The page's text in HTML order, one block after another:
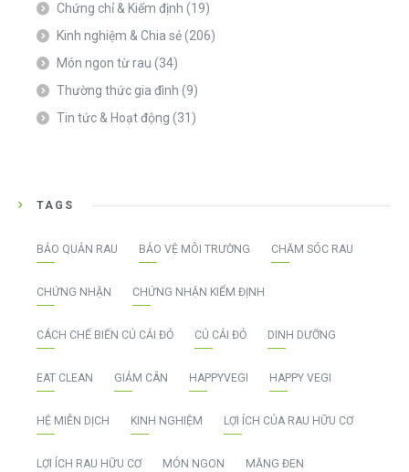
Chứng chỉ & Kiểm định (19)
Kinh nghiệm & Chia sẻ(206)
Món ngon từ rau (34)
Thường thức gia đình (9)
Tin tức & Hoạt động (31)
TAGS
BẢO QUẢN RAU BẢO VỆ MÔI TRƯỜNG CHĂM SÓC RAU
CHỨNG NHẬN CHỨNG NHẬN KIỂM ĐỊNH
CÁCH CHẾ BIẾN CỦ CẢI ĐỎ CỦ CẢI ĐỎ DINH DƯỠNG
EAT CLEAN GIẢM CÂN HAPPYVEGI HAPPY VEGI
HỆ MIỄN DỊCH KINH NGHIỆM LỢI ÍCH CỦA RAU HỮU CƠ
LỢI ÍCH RAU HỮU CƠ MÓN NGON MĂNG ĐEN